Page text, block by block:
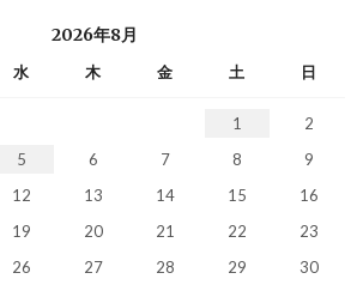
2026年8月
水 木 金 土 日
1
2
5 6 7 8
9
12 13 14 15
16
19 20 21 22
23
26 27 28 29
30